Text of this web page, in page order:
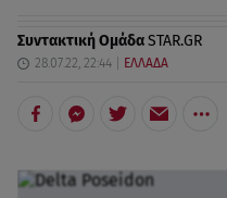
Συντακτική ΟμάδαSTAR.GR
28.07.22, 22:44 ΕΛΛΑΔΑ